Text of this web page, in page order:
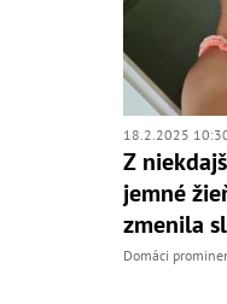
18.2.2025
Z
jemné
zmenila
Domáci